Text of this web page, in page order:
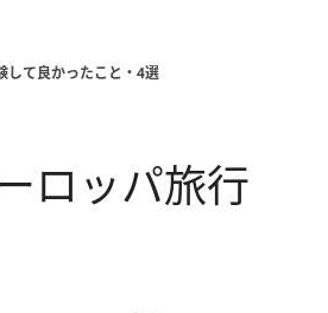
て良かったこと・4選
ロッパ旅行